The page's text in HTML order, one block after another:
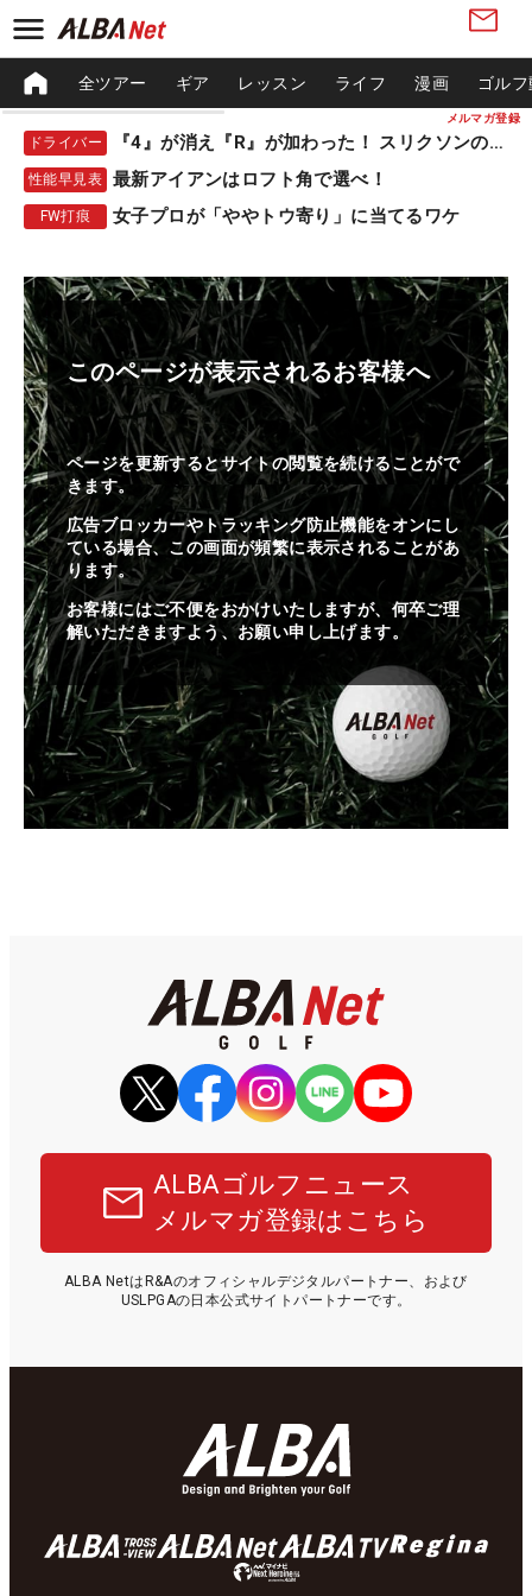
メルマガ登録
全ツアー ギア レッスン ライフ 漫画 ゴル
ドライバー 『4』が消え『R』が加わった！ スリクソンの新作
性能早見表 最新アイアンはロフト角で選べ！
FW打痕 女子プロが「ややトウ寄り」に当てるワケ
このページが表示されるお客様へ
ページを更新するとサイトの閲覧を続けることがで
きます。
広告ブロッカーやトラッキング防止機能をオンにし
ている場合、この画面が頻繁に表示されることがあ
ります。
お客様にはご不便をおかけいたしますが、何卒ご理
解いただきますよう、お願い申し上げます。
ALBAゴルフニュース
メルマガ登録はこちら
ALBA NetはR&Aのオフィシャルデジタルパートナー、および
USLPGAの日本公式サイトパートナーです。